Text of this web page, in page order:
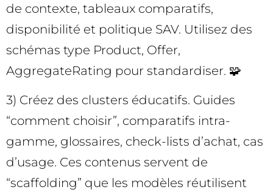
de contexte, tableaux comparatifs,
disponibilité et politique SAV. Utilisez des
schémas type Product, Offer,
AggregateRating pour standardiser. 🧩
3) Créez des clusters éducatifs. Guides
“comment choisir”, comparatifs intra-
gamme, glossaires, check-lists d’achat, cas
d’usage. Ces contenus servent de
“scaffolding” que les modèles réutilisent